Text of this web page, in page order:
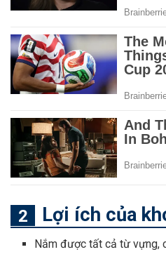
Lợi ích của
Nắm được tất cả từ vựng,